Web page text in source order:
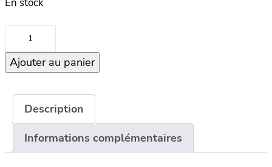
quantité
Taie
Opéra
65×65
–
Camel
Ajouter au panier
Description
Informations complémentaires